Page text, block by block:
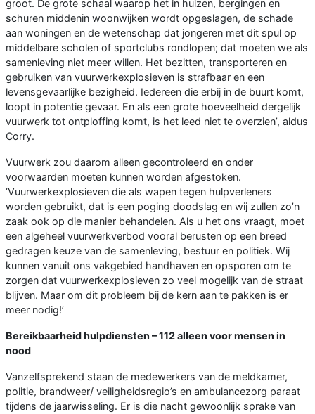
groot. De grote schaal waarop het in huizen, bergingen en
schuren middenin woonwijken wordt opgeslagen, de schade
aan woningen en de wetenschap dat jongeren met dit spul op
middelbare scholen of sportclubs rondlopen; dat moeten we als
samenleving niet meer willen. Het bezitten, transporteren en
gebruiken van vuurwerkexplosieven is strafbaar en een
levensgevaarlijke bezigheid. Iedereen die erbij in de buurt komt,
loopt in potentie gevaar. En als een grote hoeveelheid dergelijk
vuurwerk tot ontploffing komt, is het leed niet te overzien’, aldus
Corry.
Vuurwerk zou daarom alleen gecontroleerd en onder
voorwaarden moeten kunnen worden afgestoken.
‘Vuurwerkexplosieven die als wapen tegen hulpverleners
worden gebruikt, dat is een poging doodslag en wij zullen zo’n
zaak ook op die manier behandelen. Als u het ons vraagt, moet
een algeheel vuurwerkverbod vooral berusten op een breed
gedragen keuze van de samenleving, bestuur en politiek. Wij
kunnen vanuit ons vakgebied handhaven en opsporen om te
zorgen dat vuurwerkexplosieven zo veel mogelijk van de straat
blijven. Maar om dit probleem bij de kern aan te pakken is er
meer nodig!’
Bereikbaarheid hulpdiensten – 112 alleen voor mensen in
nood
Vanzelfsprekend staan de medewerkers van de meldkamer,
politie, brandweer/ veiligheidsregio’s en ambulancezorg paraat
tijdens de jaarwisseling. Er is die nacht gewoonlijk sprake van